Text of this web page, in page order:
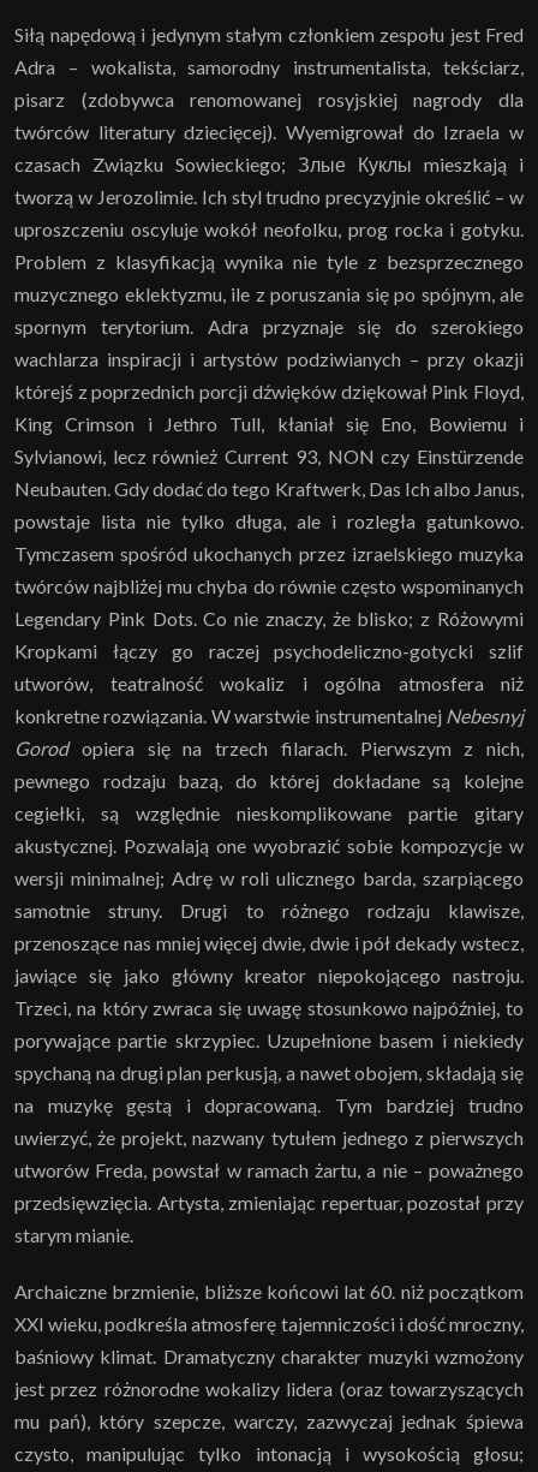
Siłą napędową i jedynym stałym członkiem zespołu jest Fred
Adra – wokalista, samorodny instrumentalista, tekściarz,
pisarz (zdobywca renomowanej rosyjskiej nagrody dla
twórców literatury dziecięcej). Wyemigrował do Izraela w
czasach Związku Sowieckiego; Злые Куклы mieszkają i
tworzą w Jerozolimie. Ich styl trudno precyzyjnie określić – w
uproszczeniu oscyluje wokół neofolku, prog rocka i gotyku.
Problem z klasyfikacją wynika nie tyle z bezsprzecznego
muzycznego eklektyzmu, ile z poruszania się po spójnym, ale
spornym terytorium. Adra przyznaje się do szerokiego
wachlarza inspiracji i artystów podziwianych – przy okazji
którejś z poprzednich porcji dźwięków dziękował Pink Floyd,
King Crimson i Jethro Tull, kłaniał się Eno, Bowiemu i
Sylvianowi, lecz również Current 93, NON czy Einstürzende
Neubauten. Gdy dodać do tego Kraftwerk, Das Ich albo Janus,
powstaje lista nie tylko długa, ale i rozległa gatunkowo.
Tymczasem spośród ukochanych przez izraelskiego muzyka
twórców najbliżej mu chyba do równie często wspominanych
Legendary Pink Dots. Co nie znaczy, że blisko; z Różowymi
Kropkami łączy go raczej psychodeliczno-gotycki szlif
utworów, teatralność wokaliz i ogólna atmosfera niż
konkretne rozwiązania. W warstwie instrumentalnej Nebesnyj
Gorodopiera się na trzech filarach. Pierwszym z nich,
pewnego rodzaju bazą, do której dokładane są kolejne
cegiełki, są względnie nieskomplikowane partie gitary
akustycznej. Pozwalają one wyobrazić sobie kompozycje w
wersji minimalnej; Adrę w roli ulicznego barda, szarpiącego
samotnie struny. Drugi to różnego rodzaju klawisze,
przenoszące nas mniej więcej dwie, dwie i pół dekady wstecz,
jawiące się jako główny kreator niepokojącego nastroju.
Trzeci, na który zwraca się uwagę stosunkowo najpóźniej, to
porywające partie skrzypiec. Uzupełnione basem i niekiedy
spychaną na drugi plan perkusją, a nawet obojem, składają się
na muzykę gęstą i dopracowaną. Tym bardziej trudno
uwierzyć, że projekt, nazwany tytułem jednego z pierwszych
utworów Freda, powstał w ramach żartu, a nie – poważnego
przedsięwzięcia. Artysta, zmieniając repertuar, pozostał przy
starym mianie.
Archaiczne brzmienie, bliższe końcowi lat 60. niż początkom
XXI wieku, podkreśla atmosferę tajemniczości i dość mroczny,
baśniowy klimat. Dramatyczny charakter muzyki wzmożony
jest przez różnorodne wokalizy lidera (oraz towarzyszących
mu pań), który szepcze, warczy, zazwyczaj jednak śpiewa
czysto, manipulując tylko intonacją i wysokością głosu;